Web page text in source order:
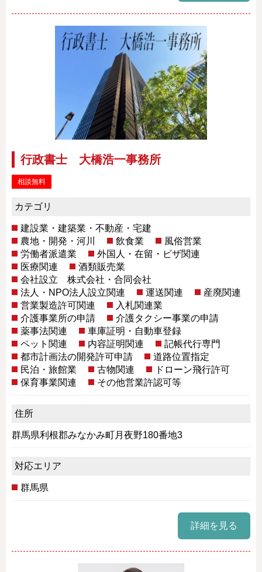
行政書士 大橋浩一事務所
相談無料
カテゴリ
建設業・建築業・不動産・宅建
農地・開発・河川
飲食業
風俗営業
労働者派遣業
外国人・在留・ビザ関連
医療関連
酒類販売業
会社設立 株式会社・合同会社
法人・NPO法人設立関連
運送関連
産廃関連
営業製造許可関連
入札関連業
介護事業所の申請
介護タクシー事業の申請
薬事法関連
車庫証明・自動車登録
ペット関連
内容証明関連
記帳代行専門
都市計画法の開発許可申請
道路位置指定
民泊・旅館業
古物関連
ドローン飛行許可
保育事業関連
その他営業許認可等
住所
群馬県利根郡みなかみ町月夜野180番地3
対応エリア
群馬県
詳細を見る